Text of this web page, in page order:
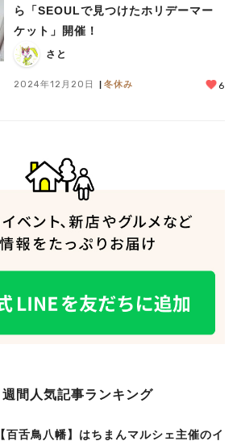
ら「SEOULで見つけたホリデーマー
ケット」開催！
さと
2024年12月20日 冬休み 6
週間人気記事ランキング
【百舌鳥八幡】はちまんマルシェ主催のイ